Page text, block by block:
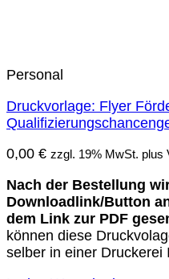
Personal
Druckvorlage: Flyer
0,00 € zzgl. 19% MwSt. plus
Nach der Bestellung
Downloadlink/Button
dem Link zur PDF
können diese
selber in einer Druckerei